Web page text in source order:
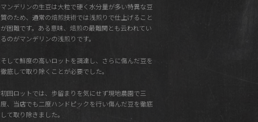
マンデリンの生豆は大粒で硬く水分量が多い特異な豆
質のため、通常の焙煎技術では浅煎りで仕上げること
が困難です。ある意味、焙煎の最難関とも云われてい
るのがマンデリンの浅煎りです。
そして鮮度の高いロットを調達し、さらに傷んだ豆を
徹底して取り除くことが必要でした。
初回ロットでは、歩留まりを気にせず現地農園で三
度、当店でも二度ハンドピックを行い傷んだ豆を徹底
して取り除きました。